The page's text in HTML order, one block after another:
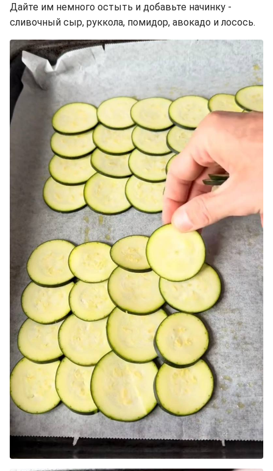
Дайте им немного остыть и добавьте начинку -
сливочный сыр, руккола, помидор, авокадо и лосось.